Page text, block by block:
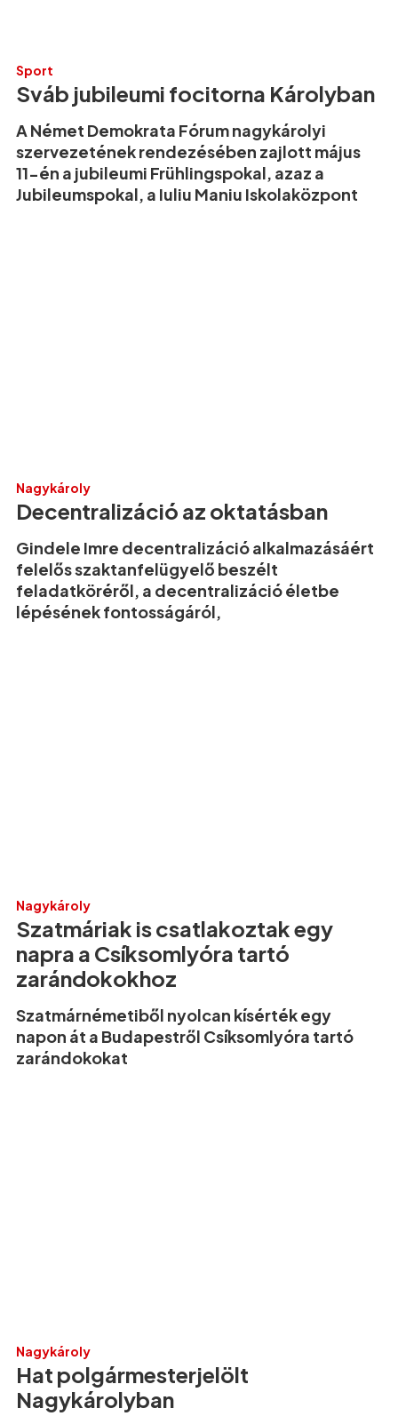
Sport
Sváb jubileumi focitorna Károlyban
A Német Demokrata Fórum nagykárolyi
szervezetének rendezésében zajlott május
11-én a jubileumi Frühlingspokal, azaz a
Jubileumspokal, a Iuliu Maniu Iskolaközpont
Nagykároly
Decentralizáció az oktatásban
Gindele Imre decentralizáció alkalmazásáért
felelős szaktanfelügyelő beszélt
feladatköréről, a decentralizáció életbe
lépésének fontosságáról,
Nagykároly
Szatmáriak is csatlakoztak egy
napra a Csíksomlyóra tartó
zarándokokhoz
Szatmárnémetiből nyolcan kísérték egy
napon át a Budapestről Csíksomlyóra tartó
zarándokokat
Nagykároly
Hat polgármesterjelölt
Nagykárolyban